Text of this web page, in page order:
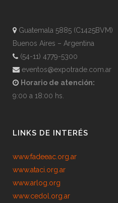
Guatemala 5885 (C1425BVM)
Buenos Aires – Argentina
(54-11) 4779-5300
eventos@expotrade.com.ar
Horario de atención:
9:00 a 18:00 hs.
LINKS DE INTERÉS
www.fadeeac.org.ar
www.ataci.org.ar
www.arlog.org
www.cedol.org.ar